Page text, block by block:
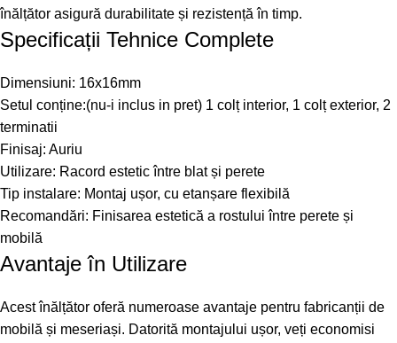
înălțător asigură durabilitate și rezistență în timp.
Specificații Tehnice Complete
Dimensiuni: 16x16mm
Setul conține:(nu-i inclus in pret) 1 colț interior, 1 colț exterior, 2
terminatii
Finisaj: Auriu
Utilizare: Racord estetic între blat și perete
Tip instalare: Montaj ușor, cu etanșare flexibilă
Recomandări: Finisarea estetică a rostului între perete și
mobilă
Avantaje în Utilizare
Acest înălțător oferă numeroase avantaje pentru fabricanții de
mobilă și meseriași. Datorită montajului ușor, veți economisi